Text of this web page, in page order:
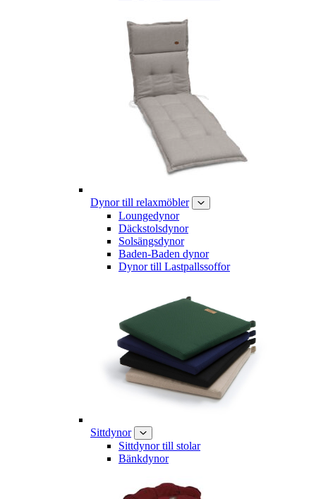
Dynor till relaxmöbler
Loungedynor
Däckstolsdynor
Solsängsdynor
Baden-Baden dynor
Dynor till Lastpallssoffor
Sittdynor
Sittdynor till stolar
Bänkdynor